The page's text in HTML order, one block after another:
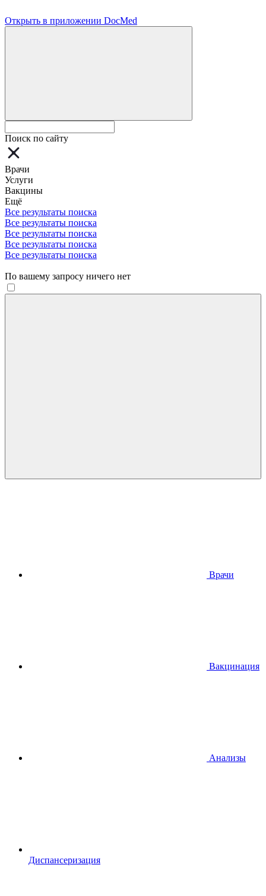
Открыть в приложении DocMed
Поиск по сайту
Врачи
Услуги
Вакцины
Ещё
Все результаты поиска
Все результаты поиска
Все результаты поиска
Все результаты поиска
Все результаты поиска
По вашему запросу ничего нет
Врачи
Вакцинация
Анализы
Диспансеризация